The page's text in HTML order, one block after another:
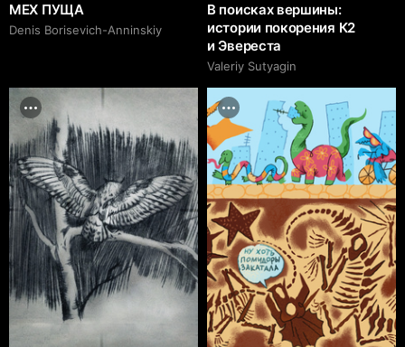
МЕХ ПУЩА
Denis Borisevich-Anninskiy
В поисках вершины:
истории покорения К2
и Эвереста
Valeriy Sutyagin